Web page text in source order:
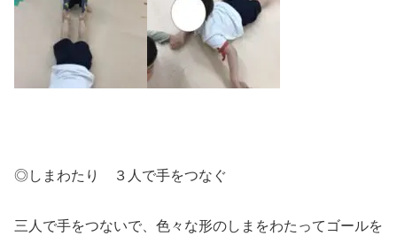
◎しまわたり ３人で手をつなぐ
三人で手をつないで、色々な形のしまをわたってゴールを